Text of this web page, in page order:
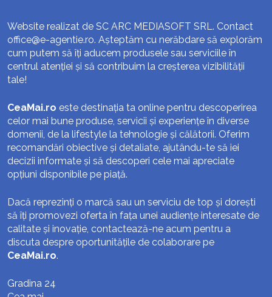
Website realizat de SC ARC MEDIASOFT SRL. Contact
office@e-agentie.ro. Așteptăm cu nerăbdare să explorăm
cum putem să îți aducem produsele sau serviciile în
centrul atenției și să contribuim la creșterea vizibilității
tale!
CeaMai.ro este destinația ta online pentru descoperirea
celor mai bune produse, servicii și experiențe în diverse
domenii, de la lifestyle la tehnologie și călătorii. Oferim
recomandări obiective și detaliate, ajutându-te să iei
decizii informate și să descoperi cele mai apreciate
opțiuni disponibile pe piață.
Dacă reprezinți o marcă sau un serviciu de top și dorești
să îți promovezi oferta în fața unei audiențe interesate de
calitate și inovație, contactează-ne acum pentru a
discuta despre oportunitățile de colaborare pe
CeaMai.ro.
Gradina 24